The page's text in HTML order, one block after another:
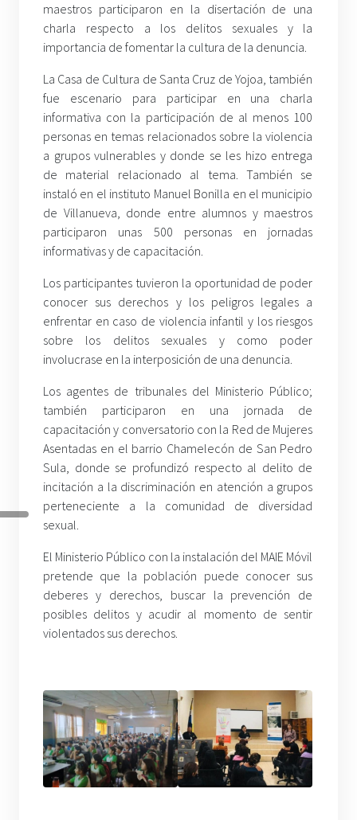
maestros participaron en la disertación de una
charla respecto a los delitos sexuales y la
importancia de fomentar la cultura de la denuncia.
La Casa de Cultura de Santa Cruz de Yojoa, también
fue escenario para participar en una charla
informativa con la participación de al menos 100
personas en temas relacionados sobre la violencia
a grupos vulnerables y donde se les hizo entrega
de material relacionado al tema. También se
instaló en el instituto Manuel Bonilla en el municipio
de Villanueva, donde entre alumnos y maestros
participaron unas 500 personas en jornadas
informativas y de capacitación.
Los participantes tuvieron la oportunidad de poder
conocer sus derechos y los peligros legales a
enfrentar en caso de violencia infantil y los riesgos
sobre los delitos sexuales y como poder
involucrase en la interposición de una denuncia.
Los agentes de tribunales del Ministerio Público;
también participaron en una jornada de
capacitación y conversatorio con la Red de Mujeres
Asentadas en el barrio Chamelecón de San Pedro
Sula, donde se profundizó respecto al delito de
incitación a la discriminación en atención a grupos
perteneciente a la comunidad de diversidad
sexual.
El Ministerio Público con la instalación del MAIE Móvil
pretende que la población puede conocer sus
deberes y derechos, buscar la prevención de
posibles delitos y acudir al momento de sentir
violentados sus derechos.